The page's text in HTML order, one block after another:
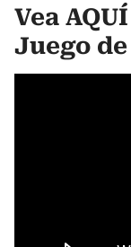
Vea
Juego de